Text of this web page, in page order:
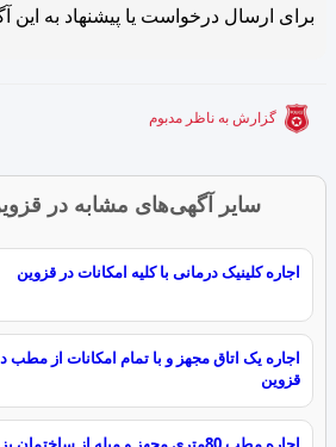
برای ارسال درخواست یا پیشنهاد به این
گزارش به ناظر مدبوم
سایر آگهی‌های مشابه در
اجاره کلینیک درمانی با کلیه امکانات در قزوین
اجاره یک اتاق مجهز و با تمام امکانات از مطب
قزوین